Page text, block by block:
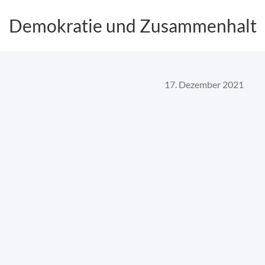
Demokratie und Zusammenhalt
17. Dezember 2021